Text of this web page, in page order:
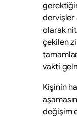
dervişler
olarak
çekilen
vakti
Kişinin
değişim